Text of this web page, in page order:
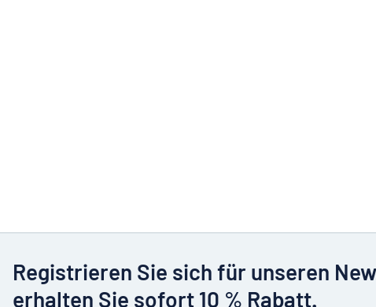
Registrieren Sie sich für unseren
erhalten Sie sofort 10 % Rabatt.